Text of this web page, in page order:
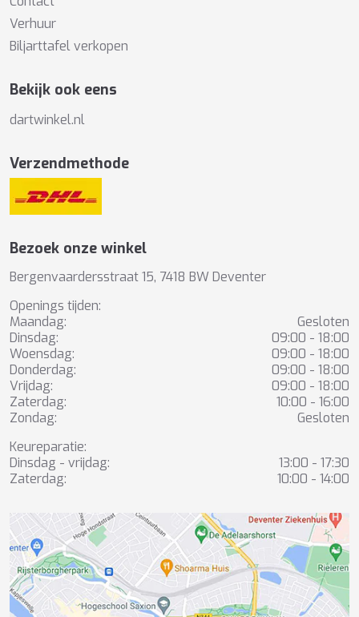
Verhuur
Biljarttafel verkopen
Bekijk ook eens
dartwinkel.nl
Verzendmethode
Bezoek onze winkel
Bergenvaardersstraat 15, 7418 BW Deventer
Openings tijden:
Maandag:
Gesloten
Dinsdag:
09:00 - 18:00
Woensdag:
09:00 - 18:00
Donderdag:
09:00 - 18:00
Vrijdag:
09:00 - 18:00
Zaterdag:
10:00 - 16:00
Zondag:
Gesloten
Keureparatie:
Dinsdag - vrijdag:
13:00 - 17:30
Zaterdag:
10:00 - 14:00